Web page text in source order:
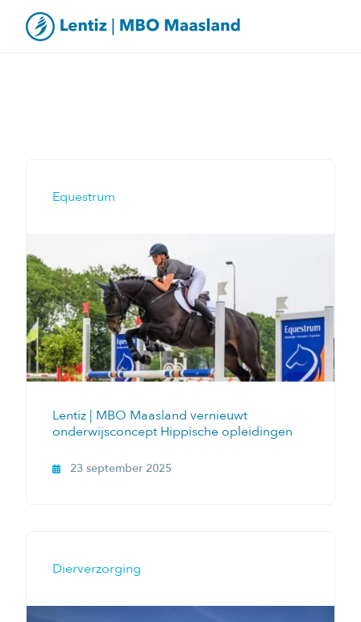
Equestrum
Lentiz | MBO Maasland vernieuwt
onderwijsconcept Hippische opleidingen
23 september 2025
Dierverzorging